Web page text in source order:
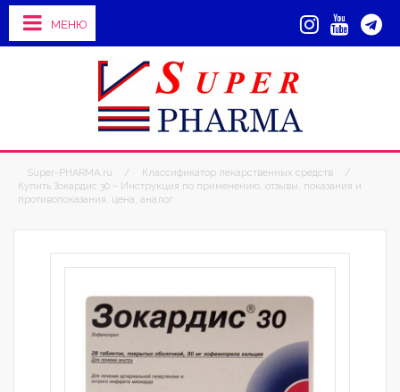
МЕНЮ
Super-PHARMA.ru / Классификатор лекарственных средств
/
Купить Зокардис 30 – Инструкция по применению, отзывы, показания и
противопоказания, цена, аналог